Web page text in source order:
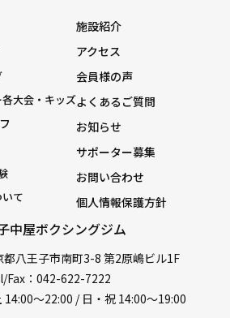
中屋ボクシングジム
八王子市南町3-8 第2原嶋ビル1F
Fax：042-622-7222
14:00〜22:00 / 日・祝 14:00〜19:00
大会・キッズ
て
施設紹介
アクセス
会員様の声
よくあるご質問
お知らせ
サポーター募集
お問い合わせ
個人情報保護方針